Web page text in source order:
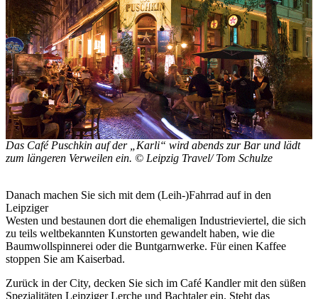
Das Café Puschkin auf der „Karli“ wird abends zur Bar und lädt
zum längeren Verweilen ein. © Leipzig Travel/ Tom Schulze
Danach machen Sie sich mit dem (Leih-)Fahrrad auf in den
Leipziger
Westen und bestaunen dort die ehemaligen Industrieviertel, die sich
zu teils weltbekannten Kunstorten gewandelt haben, wie die
Baumwollspinnerei oder die Buntgarnwerke. Für einen Kaffee
stoppen Sie am Kaiserbad.
Zurück in der City, decken Sie sich im Café Kandler mit den süßen
Spezialitäten Leipziger Lerche und Bachtaler ein. Steht das